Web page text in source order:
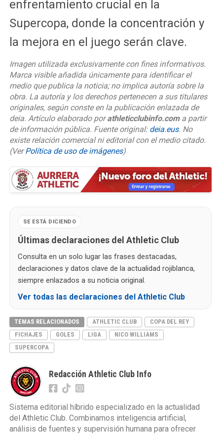
enfrentamiento crucial en la
Supercopa, donde la concentración y
la mejora en el juego serán clave.
Imagen utilizada exclusivamente con fines informativos.
Marca visible añadida únicamente para identificar el
medio que publica la noticia; no implica autoría sobre la
obra. La autoría y los derechos pertenecen a sus titulares
originales, según conste en la publicación enlazada de
deia. Artículo elaborado porathleticclubinfo.coma partir
de información pública. Fuente original: deia.eus. No
existe relación comercial ni editorial con el medio citado.
(VerPolítica de uso de imágenes)
SE ESTÁ DICIENDO
Últimas declaraciones del Athletic Club
Consulta en un solo lugar las frases destacadas,
declaraciones y datos clave de la actualidad rojiblanca,
siempre enlazados a su noticia original.
Ver todas las declaraciones del Athletic Club
TEMAS RELACIONADOS ATHLETIC CLUB
COPA DEL REY
FICHAJES
GOLES LIGA
NICO WILLIAMS
SUPERCOPA
Redacción Athletic Club Info
Sistema editorial híbrido especializado en la actualidad
del Athletic Club. Combinamos inteligencia artificial,
análisis de fuentes y supervisión humana para ofrecer